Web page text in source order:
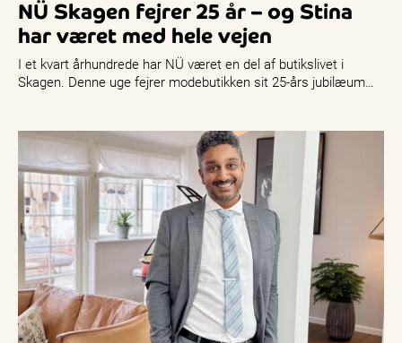
NÜ Skagen fejrer 25 år – og Stina
har været med hele vejen
I et kvart århundrede har NÜ været en del af butikslivet i
Skagen. Denne uge fejrer modebutikken sit 25-års jubilæum…